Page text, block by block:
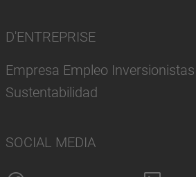
D'ENTREPRISE
Empresa Empleo
Sustentabilidad
SOCIAL MEDIA